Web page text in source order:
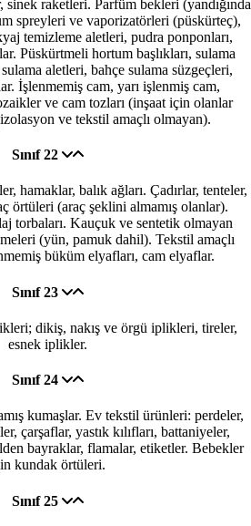
sinek raketleri. Parfüm bekleri (yandığında
spreyleri ve vaporizatörleri (püskürteç),
temizleme aletleri, pudra ponponları,
Püskürtmeli hortum başlıkları, sulama
aletleri, bahçe sulama süzgeçleri,
İşlenmemiş cam, yarı işlenmiş cam,
ve cam tozları (inşaat için olanlar
ve tekstil amaçlı olmayan).
Sınıf 22
hamaklar, balık ağları. Çadırlar, tenteler,
örtüleri (araç şeklini almamış olanlar).
torbaları. Kauçuk ve sentetik olmayan
(yün, pamuk dahil). Tekstil amaçlı
büküm elyafları, cam elyaflar.
Sınıf 23
dikiş, nakış ve örgü iplikleri, tireler,
esnek iplikler.
Sınıf 24
kumaşlar. Ev tekstil ürünleri: perdeler,
çarşaflar, yastık kılıfları, battaniyeler,
bayraklar, flamalar, etiketler. Bebekler
kundak örtüleri.
Sınıf 25